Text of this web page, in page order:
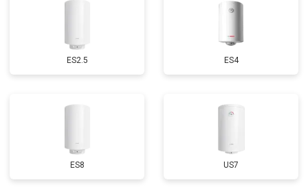
ES2.5 ES4
ES8 US7